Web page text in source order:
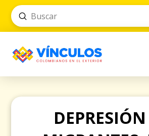
Search
Submit